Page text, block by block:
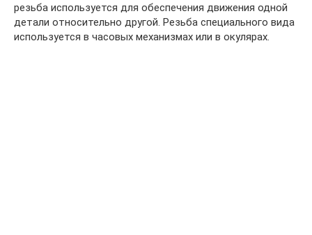
резьба используется для обеспечения движения одной
детали относительно другой. Резьба специального вида
используется в часовых механизмах или в окулярах.